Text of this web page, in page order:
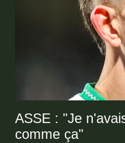
ASSE : "Je
comme ça"